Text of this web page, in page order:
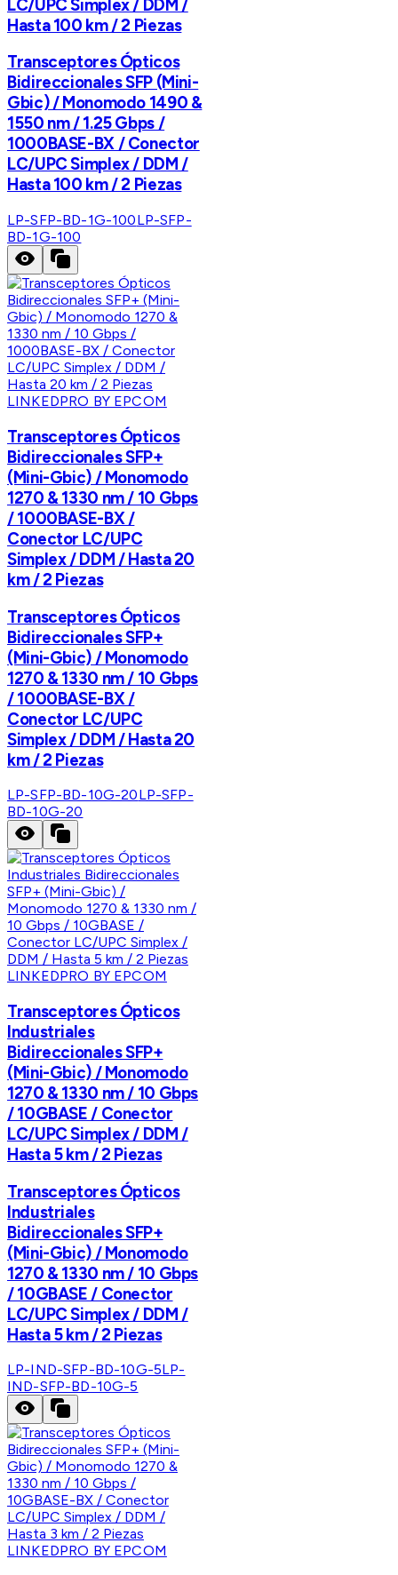
LC/UPC Simplex / DDM /
Hasta 100 km / 2 Piezas
Transceptores Ópticos
Bidireccionales SFP (Mini-
Gbic) / Monomodo 1490 &
1550 nm / 1.25 Gbps /
1000BASE-BX / Conector
LC/UPC Simplex / DDM /
Hasta 100 km / 2 Piezas
LP-SFP-BD-1G-100LP-SFP-
BD-1G-100
LINKEDPRO BY EPCOM
Transceptores Ópticos
Bidireccionales SFP+
(Mini-Gbic) / Monomodo
1270 & 1330 nm / 10 Gbps
/ 1000BASE-BX /
Conector LC/UPC
Simplex / DDM / Hasta 20
km / 2 Piezas
Transceptores Ópticos
Bidireccionales SFP+
(Mini-Gbic) / Monomodo
1270 & 1330 nm / 10 Gbps
/ 1000BASE-BX /
Conector LC/UPC
Simplex / DDM / Hasta 20
km / 2 Piezas
LP-SFP-BD-10G-20LP-SFP-
BD-10G-20
LINKEDPRO BY EPCOM
Transceptores Ópticos
Industriales
Bidireccionales SFP+
(Mini-Gbic) / Monomodo
1270 & 1330 nm / 10 Gbps
/ 10GBASE / Conector
LC/UPC Simplex / DDM /
Hasta 5 km / 2 Piezas
Transceptores Ópticos
Industriales
Bidireccionales SFP+
(Mini-Gbic) / Monomodo
1270 & 1330 nm / 10 Gbps
/ 10GBASE / Conector
LC/UPC Simplex / DDM /
Hasta 5 km / 2 Piezas
LP-IND-SFP-BD-10G-5LP-
IND-SFP-BD-10G-5
LINKEDPRO BY EPCOM